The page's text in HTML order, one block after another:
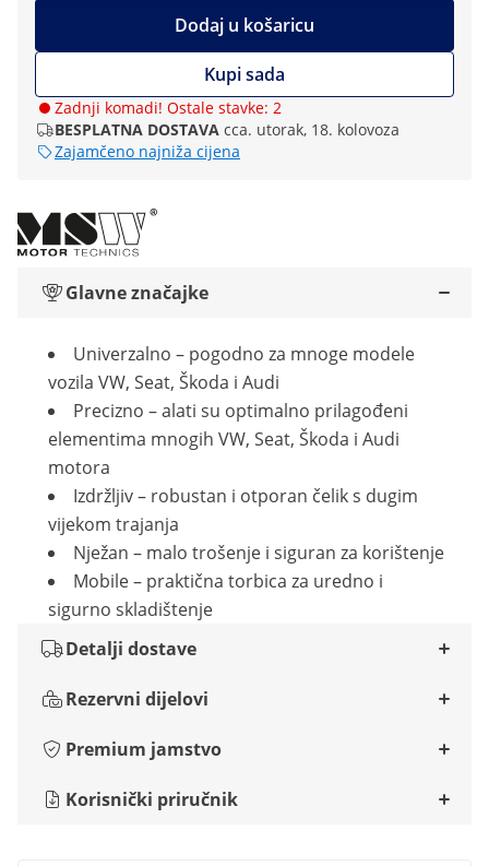
Dodaj u košaricu
Kupi sada
Zadnji komadi! Ostale stavke: 2
BESPLATNA DOSTAVA cca. utorak, 18. kolovoza
Zajamčeno najniža cijena
Glavne značajke
Univerzalno – pogodno za mnoge modele
vozila VW, Seat, Škoda i Audi
Precizno – alati su optimalno prilagođeni
elementima mnogih VW, Seat, Škoda i Audi
motora
Izdržljiv – robustan i otporan čelik s dugim
vijekom trajanja
Nježan – malo trošenje i siguran za korištenje
Mobile – praktična torbica za uredno i
sigurno skladištenje
Detalji dostave
Rezervni dijelovi
Premium jamstvo
Korisnički priručnik